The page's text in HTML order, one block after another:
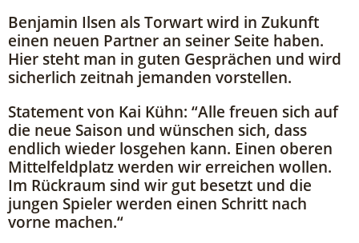
Benjamin Ilsen als Torwart wird in Zukunft
einen neuen Partner an seiner Seite haben.
Hier steht man in guten Gesprächen und wird
sicherlich zeitnah jemanden vorstellen.
Statement von Kai Kühn: “Alle freuen sich auf
die neue Saison und wünschen sich, dass
endlich wieder losgehen kann. Einen oberen
Mittelfeldplatz werden wir erreichen wollen.
Im Rückraum sind wir gut besetzt und die
jungen Spieler werden einen Schritt nach
vorne machen.“